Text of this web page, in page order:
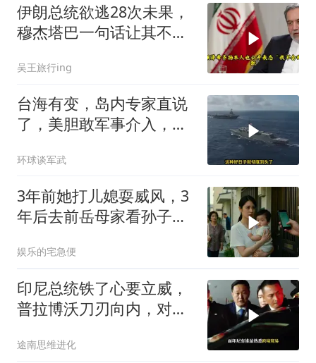
伊朗总统欲逃28次未果，
穆杰塔巴一句话让其不敢
吴王旅行ing
台海有变，岛内专家直说
了，美胆敢军事介入，战
环球谈军武
3年前她打儿媳耍威风，3
年后去前岳母家看孙子，
娱乐的宅急便
印尼总统铁了心要立威，
普拉博沃刀刃向内，对准
途南思维进化